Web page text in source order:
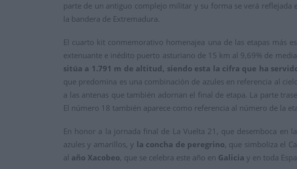
parte de un antiguo complejo militar y su forma se verá reflejada
la bandera de Extremadura.
El cuarto kit conmemorativo homenajea una de las etapas más
extenuante e inédito puerto asturiano de 15 km al 9,69% de
sitúa a 1.791 m de altitud, siendo esta la cifra que ha
que predomina es una combinación de azules en referencia al
a las antenas que también adornan el final de etapa. La parte
El número 18 también aparece como referencia al número de la
En honor a la jornada final de La Vuelta 21, que desemboca en
azules y amarillos, y la concha de peregrino, que simboliza el
al año Xacobeo, que se celebra este año en Galicia y en toda